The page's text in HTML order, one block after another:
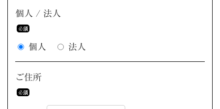
個人 / 法人
個人 法人
ご住所